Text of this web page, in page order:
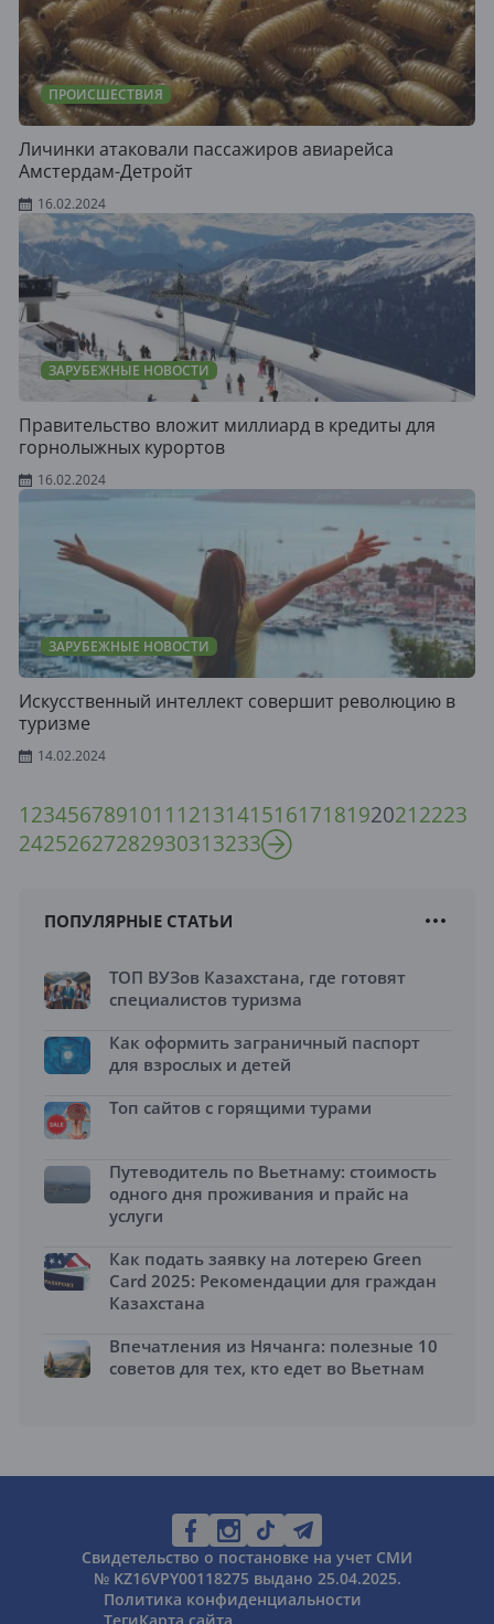
ПРОИСШЕСТВИЯ
Личинки атаковали пассажиров авиарейса
Амстердам-Детройт
16.02.2024
ЗАРУБЕЖНЫЕ НОВОСТИ
Правительство вложит миллиард в кредиты для
горнолыжных курортов
16.02.2024
ЗАРУБЕЖНЫЕ НОВОСТИ
Искусственный интеллект совершит революцию в
туризме
14.02.2024
1234567891011 121314151617181920212223
24252627282930313233
ПОПУЛЯРНЫЕ СТАТЬИ
ТОП ВУЗов Казахстана, где готовят
специалистов туризма
Как оформить заграничный паспорт
для взрослых и детей
Топ сайтов с горящими турами
Путеводитель по Вьетнаму: стоимость
одного дня проживания и прайс на
услуги
Как подать заявку на лотерею Green
Card 2025: Рекомендации для граждан
Казахстана
Впечатления из Нячанга: полезные 10
советов для тех, кто едет во Вьетнам
Свидетельство о постановке на учет СМИ
№ KZ16VPY00118275 выдано 25.04.2025.
Политика конфиденциальности